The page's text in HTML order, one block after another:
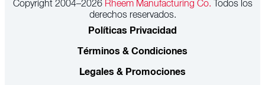
Copyright 2004–2026Rheem Manufacturing Co. Todos los
derechos reservados.
Políticas Privacidad
Términos & Condiciones
Legales & Promociones